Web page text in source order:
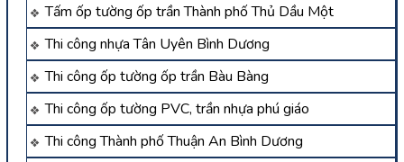
Tấm ốp tường ốp trần Thành phố Thủ Dầu Một
Thi công nhựa Tân Uyên Bình Dương
Thi công ốp tường ốp trần Bàu Bàng
Thi công ốp tường PVC, trần nhựa phú giáo
Thi công Thành phố Thuận An Bình Dương